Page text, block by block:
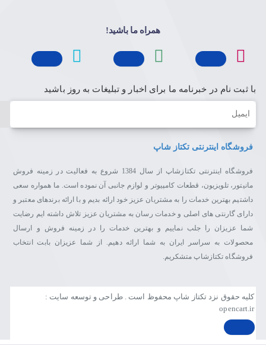
همراه ما باشید!
با ثبت نام در خبرنامه ما برای اخبار و تبلیغات به روز باشید
ایمیل
فروشگاه اینترنتی تکتاز شاپ
فروشگاه اینترنتی تکتازشاپ از سال 1384 شروع به فعالیت در زمینه فروش
مانیتور، تلویزیون، قطعات کامپیوتر و لوازم جانبی آن نموده است. ما همواره سعی
داشتیم بهترین خدمات را به مشتریان عزیز خود ارائه بدیم و با ارائه برندهای معتبر و
دارای گارنتی های اصلی و خدمات رسان به مشتریان عزیز تلاش داشته ایم رضایت
شما عزیزان را جلب نماییم و بهترین خدمات را در زمینه فروش و ارسال
محصولات به سراسر ایران به شما ارائه دهیم. از شما عزیزان بابت انتخاب
فروشگاه تکتازشاپ متشکریم.
کلیه حقوق نزد تکتاز شاپ محفوظ است . طراحی و توسعه سایت :
opencart.ir